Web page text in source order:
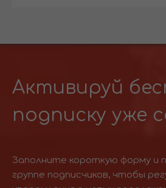
Активируй
подписку уже
Заполните короткую форму и
группе подписчиков, чтобы